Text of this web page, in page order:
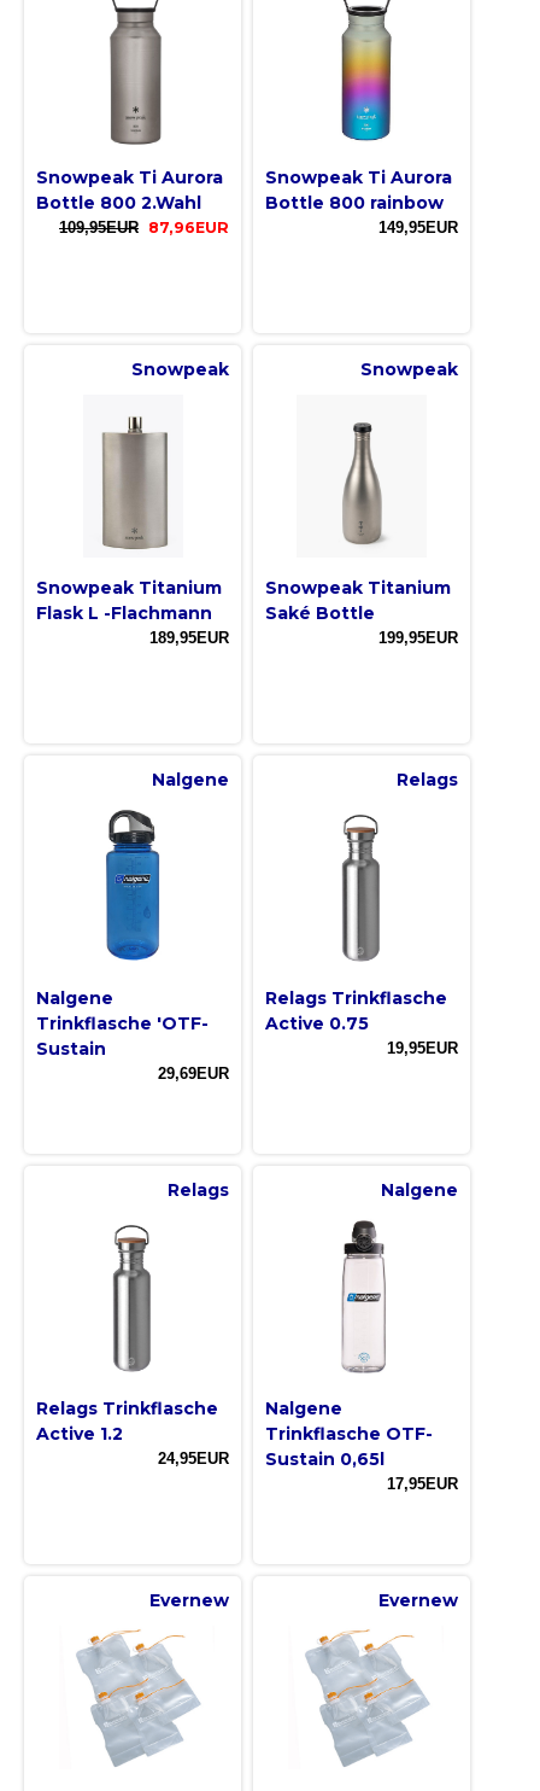
Snowpeak Ti Aurora
Bottle 800 2.Wahl
109,95EUR 87,96EUR
Snowpeak Ti Aurora
Bottle 800 rainbow
149,95EUR
Snowpeak
Snowpeak Titanium
Flask L -Flachmann
189,95EUR
Snowpeak
Snowpeak Titanium
Saké Bottle
199,95EUR
Nalgene
Nalgene
Trinkflasche 'OTF-
Sustain
29,69EUR
Relags
Relags Trinkflasche
Active 0.75
19,95EUR
Relags
Relags Trinkflasche
Active 1.2
24,95EUR
Nalgene
Nalgene
Trinkflasche OTF-
Sustain 0,65l
17,95EUR
Evernew Evernew